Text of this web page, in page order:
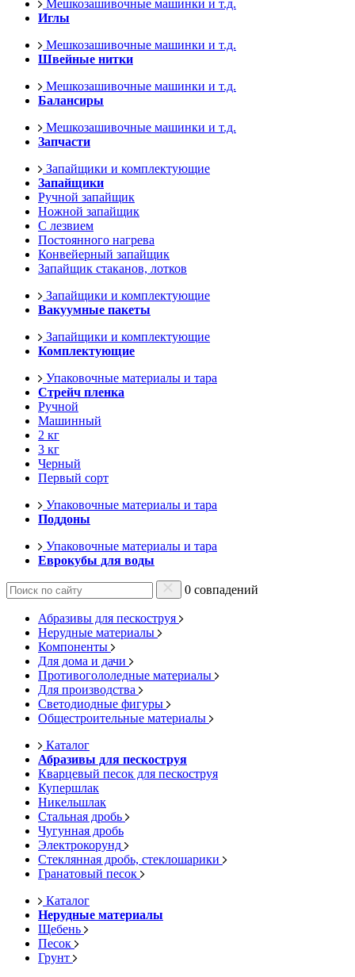
Мешкозашивочные машинки и т.д.
Иглы
Мешкозашивочные машинки и т.д.
Швейные нитки
Мешкозашивочные машинки и т.д.
Балансиры
Мешкозашивочные машинки и т.д.
Запчасти
Запайщики и комплектующие
Запайщики
Ручной запайщик
Ножной запайщик
С лезвием
Постоянного нагрева
Конвейерный запайщик
Запайщик стаканов, лотков
Запайщики и комплектующие
Вакуумные пакеты
Запайщики и комплектующие
Комплектующие
Упаковочные материалы и тара
Стрейч пленка
Ручной
Машинный
2 кг
3 кг
Черный
Первый сорт
Упаковочные материалы и тара
Поддоны
Упаковочные материалы и тара
Еврокубы для воды
0 совпадений
Абразивы для пескоструя
Нерудные материалы
Компоненты
Для дома и дачи
Противогололедные материалы
Для производства
Светодиодные фигуры
Общестроительные материалы
Каталог
Абразивы для пескоструя
Кварцевый песок для пескоструя
Купершлак
Никельшлак
Стальная дробь
Чугунная дробь
Электрокорунд
Стеклянная дробь, стеклошарики
Гранатовый песок
Каталог
Нерудные материалы
Щебень
Песок
Грунт